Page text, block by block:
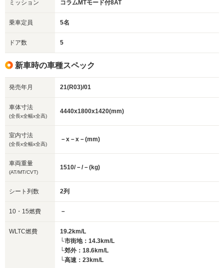
ミッション コラムMTモード付8AT
乗車定員 5名
ドア数 5
新車時の車種スペック
発売年月 21(R03)/01
車体寸法
(全長x全幅x全高)
4440x1800x1420(mm)
室内寸法
(全長x全幅x全高)
－x－x－(mm)
車両重量
(AT/MT/CVT)
1510/－/－(kg)
シート列数 2列
10・15燃費 －
WLTC燃費
19.2km/L
└市街地：14.3km/L
└郊外：18.6km/L
└高速：23km/L